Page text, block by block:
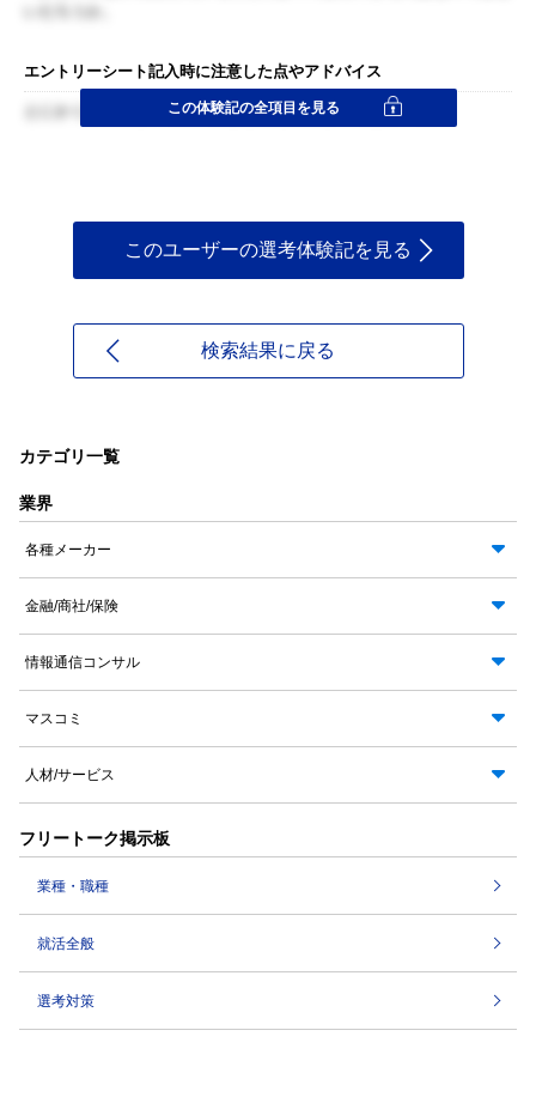
エントリーシート記入時に注意した点やアドバイス
とにかく論理性と、自分の真意を伝えることに気を配った。
この体験記の全項目を見る
このユーザーの選考体験記を見る
検索結果に戻る
カテゴリ一覧
業界
各種メーカー
金融/商社/保険
情報通信コンサル
マスコミ
人材/サービス
フリートーク掲示板
業種・職種
就活全般
選考対策